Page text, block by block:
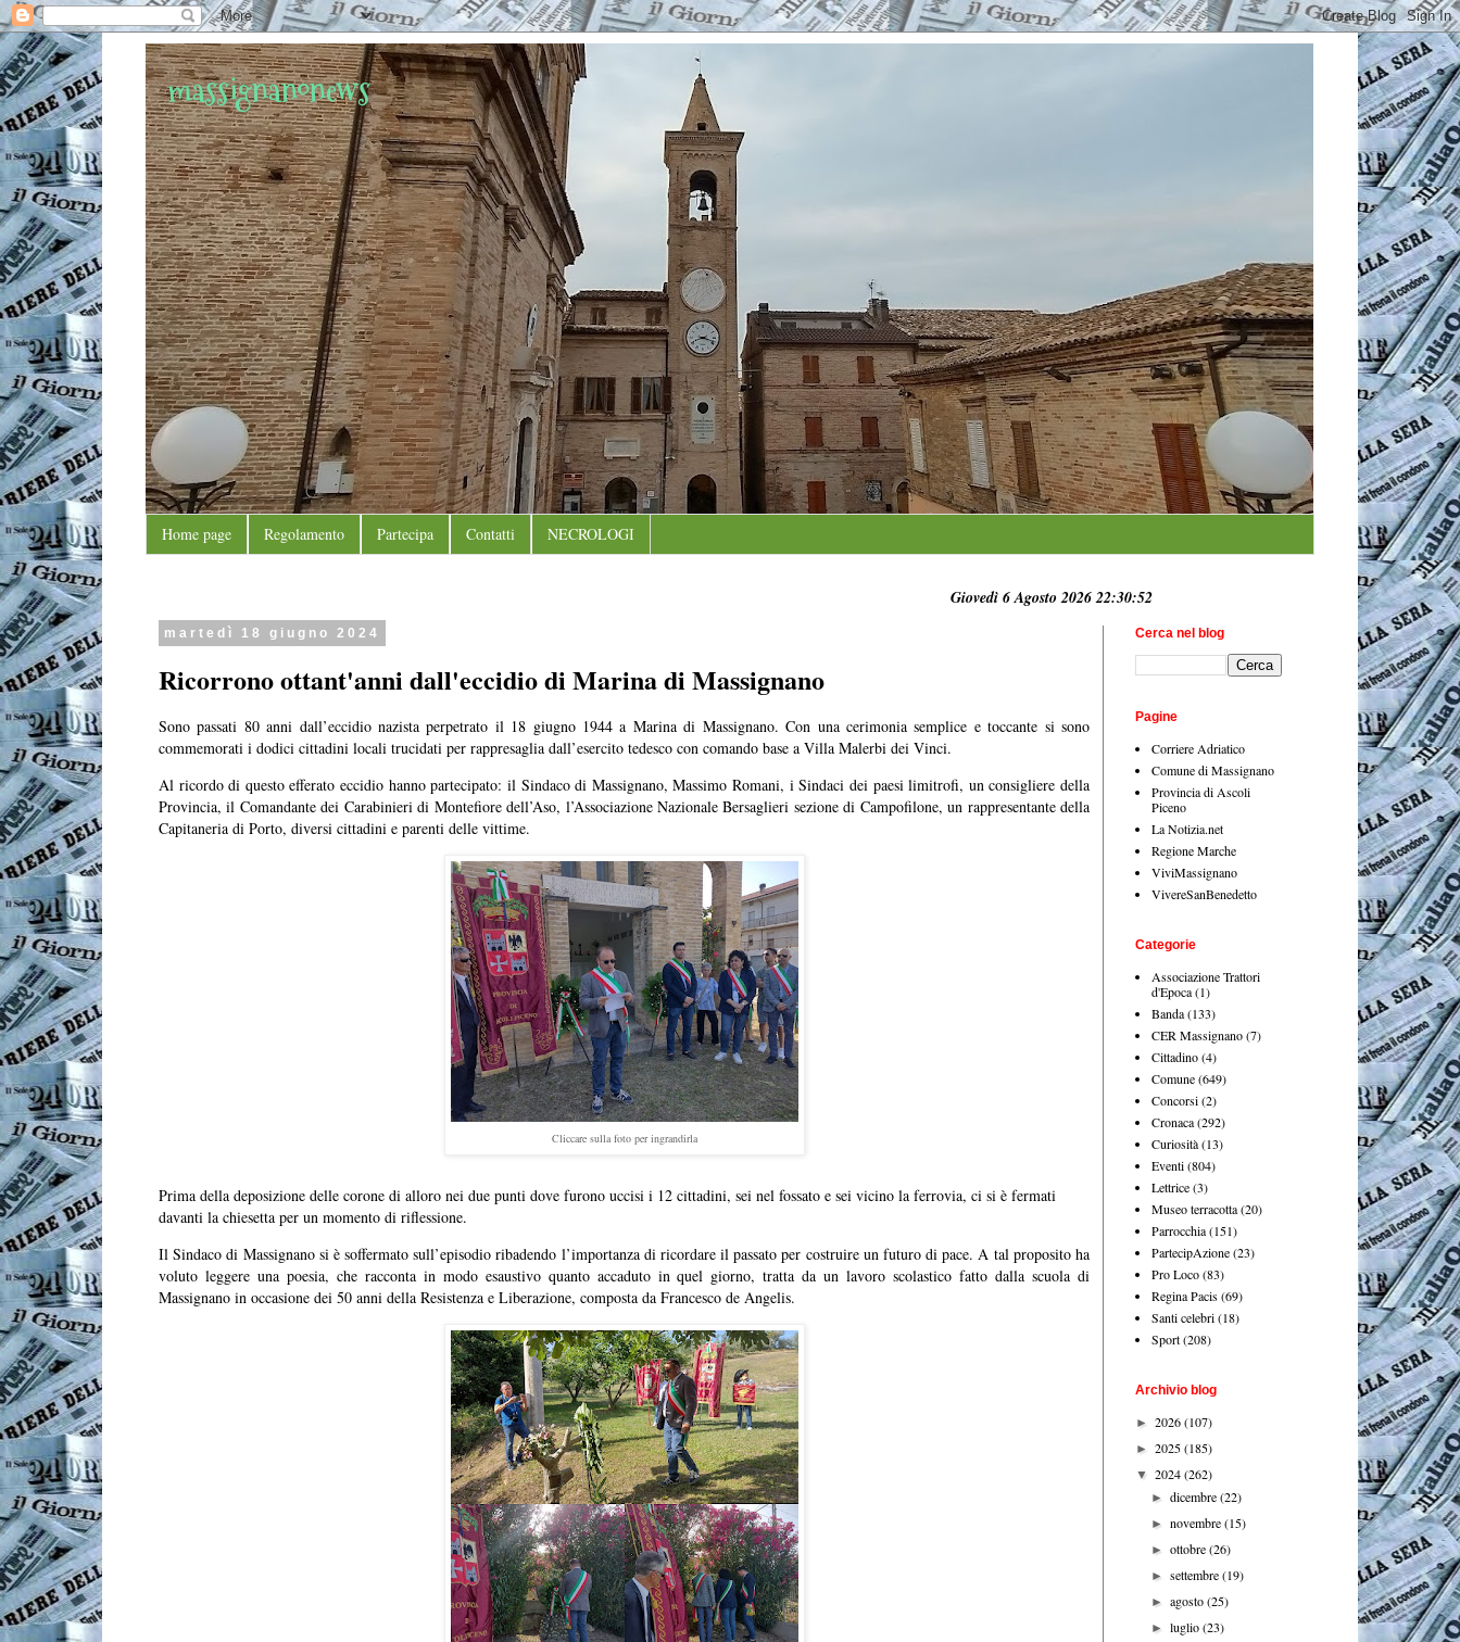
massignanonews
Home page Regolamento Partecipa Contatti NECROLOGI
Giovedì 6 Agosto 2026 22:30:53
martedì 18 giugno 2024
Ricorrono ottant'anni dall'eccidio di Marina di Massignano
Sono passati 80 anni dall’eccidio nazista perpetrato il 18 giugno 1944 a Marina di Massignano. Con una cerimonia semplice e toccante si sono
commemorati i dodici cittadini locali trucidati per rappresaglia dall’esercito tedesco con comando base a Villa Malerbi dei Vinci.
Al ricordo di questo efferato eccidio hanno partecipato: il Sindaco di Massignano, Massimo Romani, i Sindaci dei paesi limitrofi, un consigliere della
Provincia, il Comandante dei Carabinieri di Montefiore dell’Aso, l’Associazione Nazionale Bersaglieri sezione di Campofilone, un rappresentante della
Capitaneria di Porto, diversi cittadini e parenti delle vittime.
Cliccare sulla foto per ingrandirla
Prima della deposizione delle corone di alloro nei due punti dove furono uccisi i 12 cittadini, sei nel fossato e sei vicino la ferrovia, ci si è fermati
davanti la chiesetta per un momento di riflessione.
Il Sindaco di Massignano si è soffermato sull’episodio ribadendo l’importanza di ricordare il passato per costruire un futuro di pace. A tal proposito ha
voluto leggere una poesia, che racconta in modo esaustivo quanto accaduto in quel giorno, tratta da un lavoro scolastico fatto dalla scuola di
Massignano in occasione dei 50 anni della Resistenza e Liberazione, composta da Francesco de Angelis.
Cerca nel blog
Pagine
Corriere Adriatico
Comune di Massignano
Provincia di Ascoli
Piceno
La Notizia.net
Regione Marche
ViviMassignano
VivereSanBenedetto
Categorie
Associazione Trattori
d'Epoca(1)
Banda(133)
CER Massignano(7)
Cittadino(4)
Comune(649)
Concorsi(2)
Cronaca(292)
Curiosità(13)
Eventi(804)
Lettrice(3)
Museo terracotta(20)
Parrocchia(151)
PartecipAzione(23)
Pro Loco(83)
Regina Pacis(69)
Santi celebri(18)
Sport(208)
Archivio blog
► 2026(107)
► 2025(185)
▼ 2024(262)
►dicembre(22)
►novembre(15)
►ottobre(26)
►settembre(19)
►agosto(25)
►luglio(23)